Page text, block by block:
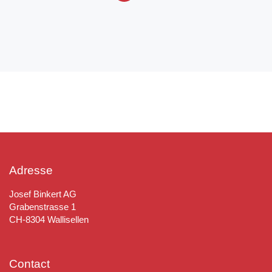
Adresse
Josef Binkert AG
Grabenstrasse 1
CH-8304 Wallisellen
Contact